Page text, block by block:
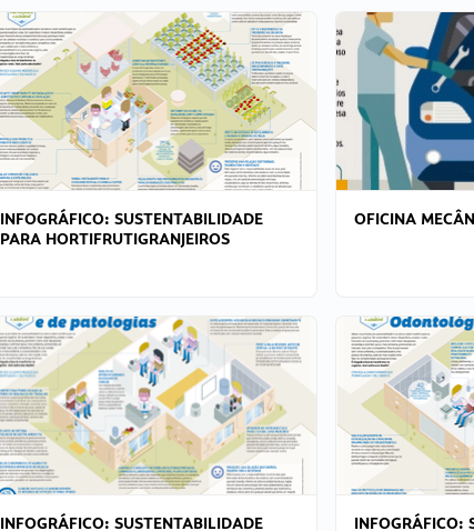
INFOGRÁFICO: SUSTENTABILIDADE
PARA HORTIFRUTIGRANJEIROS
OFICINA
INFOGRÁFICO: SUSTENTABILIDADE
INFOGRÁFICO: